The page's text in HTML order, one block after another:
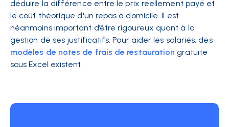
déduire la différence entre le prix réellement payé et
le coût théorique d'un repas à domicile. Il est
néanmoins important d’être rigoureux quant à la
gestion de ses justificatifs. Pour aider les salariés, des
modèles de notes de frais de restauration gratuite
sous Excel existent.